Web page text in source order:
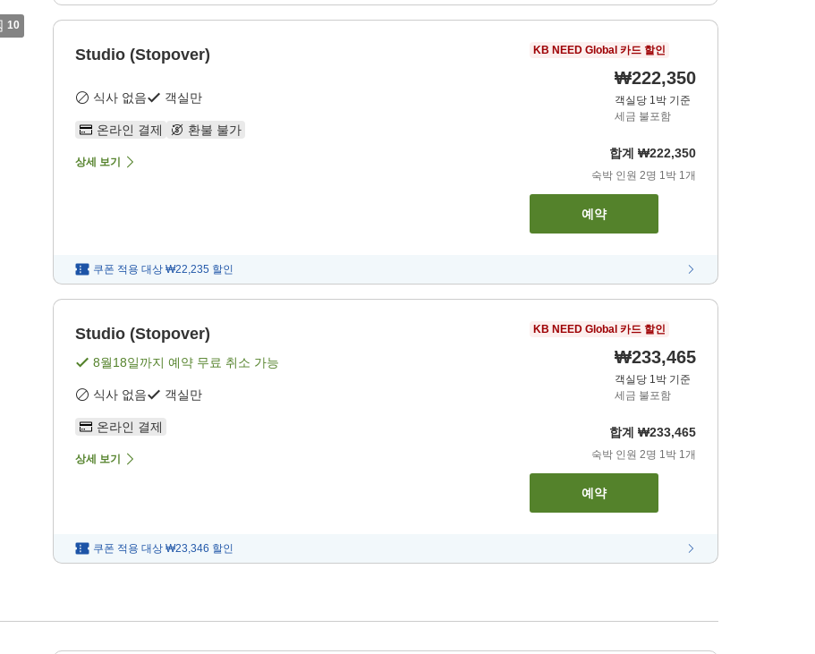
10
Studio (Stopover)
식사 없음 객실만
온라인 결제 환불 불가
상세 보기
KB NEED Global 카드 할인
₩222,350
객실당 1박 기준
세금 불포함
합계 ₩222,350
숙박 인원 2명 1박 1개
예약
쿠폰 적용 대상 ₩22,235 할인
Studio (Stopover)
8월18일까지 예약 무료 취소 가능
식사 없음 객실만
온라인 결제
상세 보기
KB NEED Global 카드 할인
₩233,465
객실당 1박 기준
세금 불포함
합계 ₩233,465
숙박 인원 2명 1박 1개
예약
쿠폰 적용 대상 ₩23,346 할인